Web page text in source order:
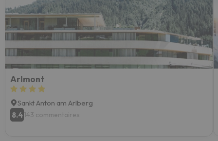
Arlmont
Sankt Anton am Arlberg
8.4143 commentaires